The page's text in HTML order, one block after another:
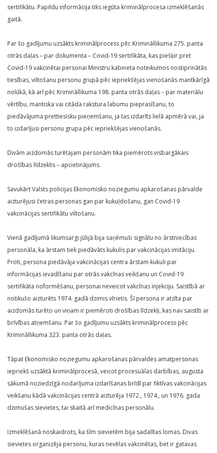
sertifikātu. Papildu informācija tiks iegūta kriminālprocesa izmeklēšanās
gaitā.
Par šo gadījumu uzsākts kriminālprocess pēc Krimināllikuma 275. panta
otrās daļas – par dokumenta – Covid-19 sertifikāta, kas piešķir pret
Covid-19 vakcinētai personai Ministru kabineta noteikumos nostiprinātās
tiesības, viltošanu personu grupā pēc iepriekšējas vienošanās mantkārīgā
nolūkā, kā arī pēc Krimināllikuma 198. panta otrās daļas – par materiālu
vērtību, mantiska vai citāda rakstura labumu pieprasīšanu, to
piedāvājuma prettiesisku pieņemšanu, ja tas izdarīts lielā apmērā vai, ja
to izdarījusi personu grupa pēc iepriekšējas vienošanās.
Divām aizdomās turētajam personām tika piemērots visbargākais
drošības līdzeklis – apcietinājums.
Savukārt Valsts policijas Ekonomisko noziegumu apkarošanas pārvalde
aizturējusi četras personas gan par kukuļdošanu, gan Covid-19
vakcinācijas sertifikātu viltošanu.
Vienā gadījumā likumsargi jūlijā bija saņēmuši signālu no ārstniecības
personāla, ka ārstam tiek piedāvāts kukulis par vakcinācijas imitāciju.
Proti, persona piedāvāja vakcinācijas centra ārstam kukuli par
informācijas ievadīšanu par otrās vakcīnas veikšanu un Covid-19
sertifikāta noformēšanu, personai neveicot vakcīnas injekciju. Saistībā ar
notikušo aizturēts 1974. gadā dzimis vīrietis. Šī persona ir atzīta par
aizdomās turēto un viņam ir piemēroti drošības līdzekļi, kas nav saistīti ar
brīvības atņemšanu. Par šo gadījumu uzsākts kriminālprocess pēc
Krimināllikuma 323. panta otrās daļas.
Tāpat Ekonomisko noziegumu apkarošanas pārvaldes amatpersonas
iepriekš uzsāktā kriminālprocesā, veicot procesuālas darbības, augusta
sākumā noziedzīgā nodarījuma izdarīšanas brīdī par fiktīvas vakcinācijas
veikšanu kādā vakcinācijas centrā aizturēja 1972., 1974., un 1976. gada
dzimušas sievietes, tai skaitā arī medicīnas personālu.
Izmeklēšanā noskaidrots, ka šīm sievietēm bija sadalītas lomas. Divas
sievietes organizēja personu, kuras nevēlas vakcinētas, bet ir gatavas